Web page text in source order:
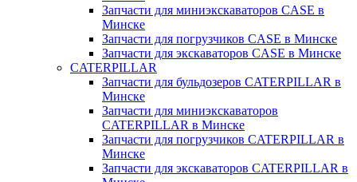
Запчасти для миниэкскаваторов CASE в
Минске
Запчасти для погрузчиков CASE в Минске
Запчасти для экскаваторов CASE в Минске
CATERPILLAR
Запчасти для бульдозеров CATERPILLAR в
Минске
Запчасти для миниэкскаваторов
CATERPILLAR в Минске
Запчасти для погрузчиков CATERPILLAR в
Минске
Запчасти для экскаваторов CATERPILLAR в